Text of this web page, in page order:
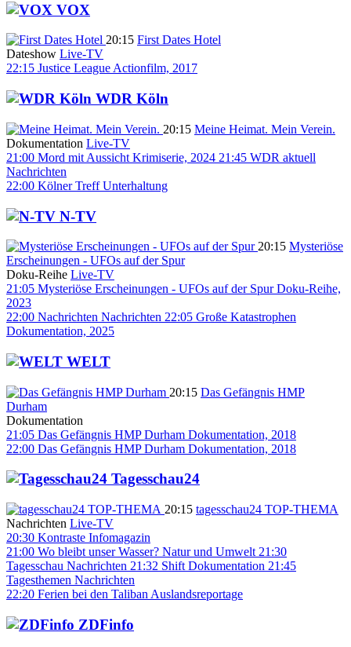
VOX
20:15 First Dates Hotel
Dateshow Live-TV
22:15 Justice League Actionfilm, 2017
WDR Köln
20:15 Meine Heimat. Mein Verein.
Dokumentation Live-TV
21:00 Mord mit Aussicht Krimiserie, 2024 21:45 WDR aktuell
Nachrichten
22:00 Kölner Treff Unterhaltung
N-TV
20:15 Mysteriöse
Erscheinungen - UFOs auf der Spur
Doku-Reihe Live-TV
21:05 Mysteriöse Erscheinungen - UFOs auf der Spur Doku-Reihe,
2023
22:00 Nachrichten Nachrichten 22:05 Große Katastrophen
Dokumentation, 2025
WELT
20:15 Das Gefängnis HMP
Durham
Dokumentation
21:05 Das Gefängnis HMP Durham Dokumentation, 2018
22:00 Das Gefängnis HMP Durham Dokumentation, 2018
Tagesschau24
20:15 tagesschau24 TOP-THEMA
Nachrichten Live-TV
20:30 Kontraste Infomagazin
21:00 Wo bleibt unser Wasser? Natur und Umwelt 21:30
Tagesschau Nachrichten 21:32 Shift Dokumentation 21:45
Tagesthemen Nachrichten
22:20 Ferien bei den Taliban Auslandsreportage
ZDFinfo